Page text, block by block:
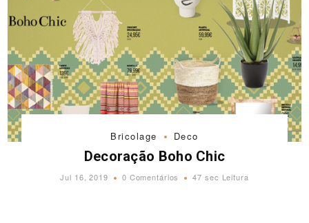
Bricolage Deco
Decoração Boho Chic
Jul 16, 2019 0 Comentários 47 sec Leitura